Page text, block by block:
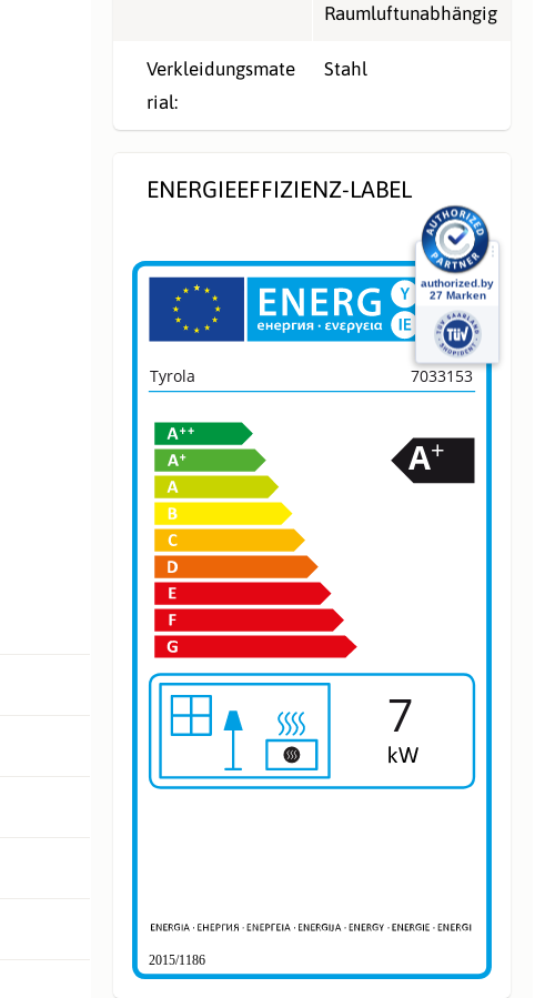
Raumluftunabhängig
Verkleidungsmate
rial:
Stahl
ENERGIEEFFIZIENZ-LABEL
Tyrola 7033153
2015/1186
7
A+